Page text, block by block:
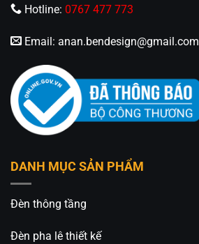
Hotline: 0767 477 773
Email: anan.bendesign@gmail.com
DANH MỤC SẢN PHẨM
Đèn thông tầng
Đèn pha lê thiết kế